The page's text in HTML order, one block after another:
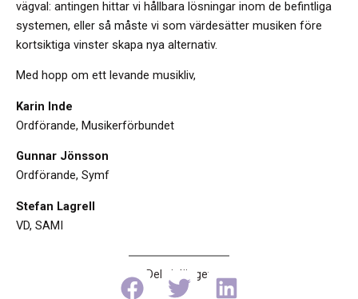
vägval: antingen hittar vi hållbara lösningar inom de befintliga
systemen, eller så måste vi som värdesätter musiken före
kortsiktiga vinster skapa nya alternativ.
Med hopp om ett levande musikliv,
Karin Inde
Ordförande, Musikerförbundet
Gunnar Jönsson
Ordförande, Symf
Stefan Lagrell
VD, SAMI
Dela inlägget